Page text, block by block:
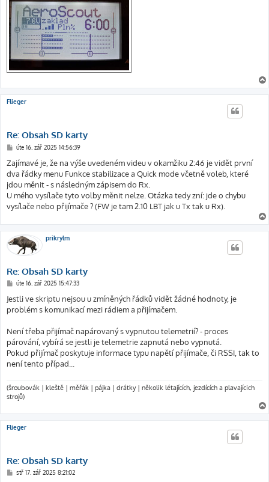
Flieger
Re: Obsah SD karty
P
í
s
p
ě
v
e
k
úte 16. zář 2025 14:56:39
Zajímavé je, že na výše uvedeném videu v okamžiku 2:46 je vidět první
dva řádky menu Funkce stabilizace a Quick mode včetně voleb, které
jdou měnit - s následným zápisem do Rx.
U mého vysílače tyto volby měnit nelze. Otázka tedy zní: jde o chybu
vysílače nebo přijímače ? (FW je tam 2.10 LBT jak u Tx tak u Rx).
prikrylm
Re: Obsah SD karty
P
í
p
e
k
úte 16. zář 2025 15:47:33
Jestli ve skriptu nejsou u zmíněných řádků vidět žádné hodnoty, je
problém s komunikací mezi rádiem a přijímačem.
Není třeba přijímač napárovaný s vypnutou telemetrií? - proces
párování, vybírá se jestli je telemetrie zapnutá nebo vypnutá.
Pokud přijímač poskytuje informace typu napětí přijímače, či RSSI, tak to
není tento případ...
(šroubovák | kleště | měřák | pájka | drátky | několik létajících, jezdících a plavajícich
strojů)
Flieger
Re: Obsah SD karty
Pstř 17. zář 2025 8:21:02